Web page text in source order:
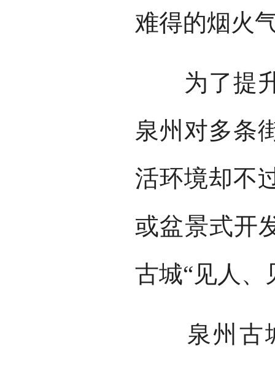
难得的烟火
为了提升
泉州对多条
活环境却不
或盆景式开
古城“见人、
泉州古城